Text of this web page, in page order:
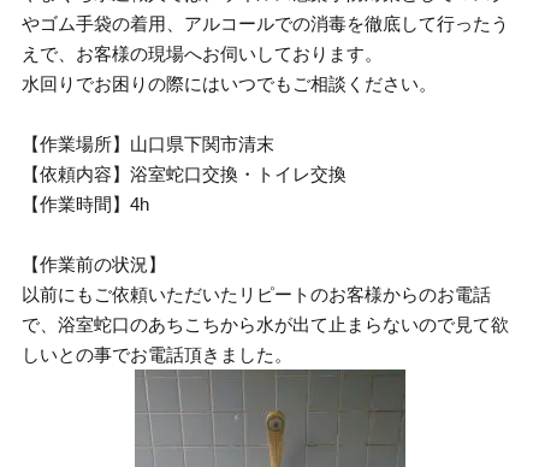
やゴム手袋の着用、アルコールでの消毒を徹底して行ったう
えで、お客様の現場へお伺いしております。
水回りでお困りの際にはいつでもご相談ください。
【作業場所】山口県下関市清末
【依頼内容】浴室蛇口交換・トイレ交換
【作業時間】4h
【作業前の状況】
以前にもご依頼いただいたリピートのお客様からのお電話
で、浴室蛇口のあちこちから水が出て止まらないので見て欲
しいとの事でお電話頂きました。